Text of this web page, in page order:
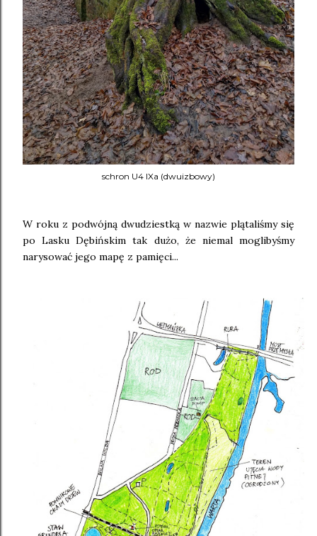
schron U4 IXa (dwuizbowy)
W roku z podwójną dwudziestką w nazwie plątaliśmy się
po Lasku Dębińskim tak dużo, że niemal moglibyśmy
narysować jego mapę z pamięci...